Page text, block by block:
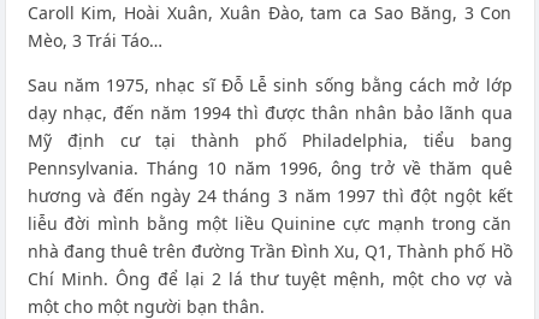
Caroll Kim, Hoài Xuân, Xuân Đào, tam ca Sao Băng, 3 Con
Mèo, 3 Trái Táo…
Sau năm 1975, nhạc sĩ Đỗ Lễ sinh sống bằng cách mở lớp
dạy nhạc, đến năm 1994 thì được thân nhân bảo lãnh qua
Mỹ định cư tại thành phố Philadelphia, tiểu bang
Pennsylvania. Tháng 10 năm 1996, ông trở về thăm quê
hương và đến ngày 24 tháng 3 năm 1997 thì đột ngột kết
liễu đời mình bằng một liều Quinine cực mạnh trong căn
nhà đang thuê trên đường Trần Đình Xu, Q1, Thành phố Hồ
Chí Minh. Ông để lại 2 lá thư tuyệt mệnh, một cho vợ và
một cho một người bạn thân.